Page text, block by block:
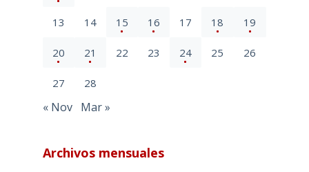
13 14 15 16 17 18 19
20 21 22 23 24 25 26
27 28
« Nov Mar »
Archivos mensuales